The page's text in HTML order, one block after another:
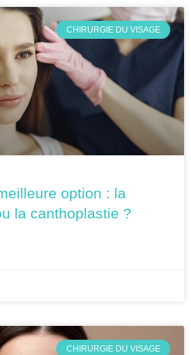
CHIRURGIE DU VISAGE
option : la
la canthoplastie ?
CHIRURGIE DU VISAGE